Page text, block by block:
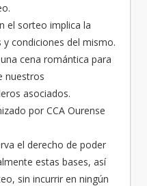
el sorteo implica la
condiciones del mismo.
cena romántica para
nuestros
asociados.
por CCA Ourense
el derecho de poder
estas bases, así
sin incurrir en ningún